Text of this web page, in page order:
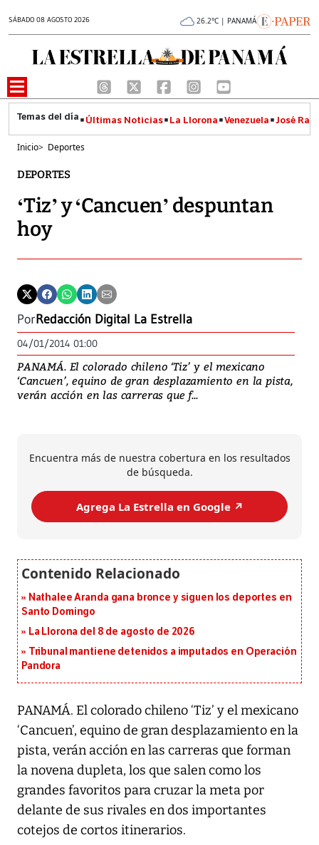
SÁBADO 08 AGOSTO 2026 26.2°C | PANAMÁ
Últimas Noticias La Llorona Venezuela José
Inicio> Deportes
DEPORTES
‘Tiz’ y ‘Cancuen’ despuntan
hoy
PorRedacción Digital La Estrella
04/01/2014 01:00
PANAMÁ. El colorado chileno ‘Tiz’ y el mexicano
‘Cancuen’, equino de gran desplazamiento en la pista,
verán acción en las carreras que f...
Encuentra más de nuestra cobertura en los resultados
de búsqueda.
Agrega La Estrella en Google ↗️
Nathalee Aranda gana bronce y siguen los deportes en
Santo Domingo
La Llorona del 8 de agosto de 2026
Tribunal mantiene detenidos a imputados en Operación
Pandora
PANAMÁ. El colorado chileno ‘Tiz’ y el mexicano
‘Cancuen’, equino de gran desplazamiento en la
pista, verán acción en las carreras que forman
la novena dupleta, los que salen como los
grandes favoritos para cruzar la meta por
delante de sus rivales en dos importantes
cotejos de cortos itinerarios.